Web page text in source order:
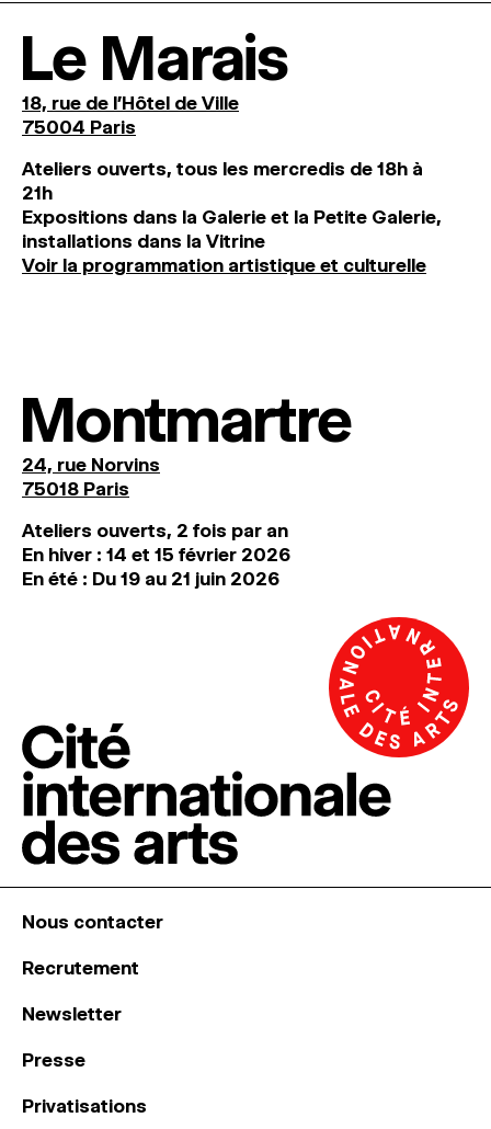
Le Marais
18, rue de l'Hôtel de Ville
75004 Paris
Ateliers ouverts, tous les mercredis de 18h à
21h
Expositions dans la Galerie et la Petite Galerie,
installations dans la Vitrine
Voir la programmation artistique et culturelle
Montmartre
24, rue Norvins
75018 Paris
Ateliers ouverts, 2 fois par an
En hiver : 14 et 15 février 2026
En été : Du 19 au 21 juin 2026
Nous contacter
Recrutement
Newsletter
Presse
Privatisations